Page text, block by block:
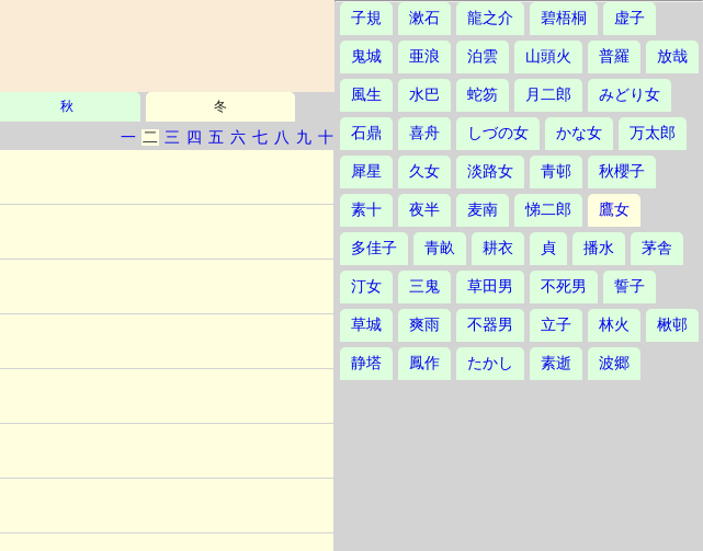
秋 冬
一 二 三 四 五 六 七 八 九 十
子規 漱石 龍之介 碧梧桐 虚子
鬼城 亜浪 泊雲 山頭火 普羅 放哉
風生 水巴 蛇笏 月二郎 みどり女
石鼎 喜舟 しづの女 かな女 万太郎
犀星 久女 淡路女 青邨 秋櫻子
素十 夜半 麦南 悌二郎 鷹女
多佳子 青畝 耕衣 貞 播水 茅舎
汀女 三鬼 草田男 不死男 誓子
草城 爽雨 不器男 立子 林火 楸邨
静塔 鳳作 たかし 素逝 波郷